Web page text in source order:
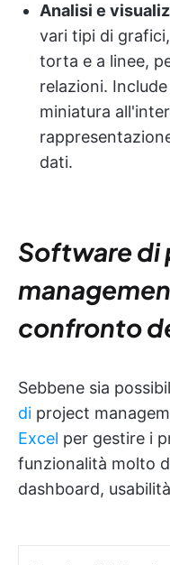
Analisi e
vari tipi di
torta e a linee,
relazioni.
miniatura
dati.
Software di
confronto
Sebbene sia
di project
Excel per gestire i
funzionalità molto
dashboard,